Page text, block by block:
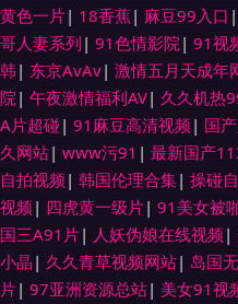
黄色一片| 18香蕉| 麻豆99入口 |
哥人妻系列 | 91色情影院| 91视
韩 | 东京AvAv| 激情五月天成年
院| 午夜激情福利AV| 久久机热
A片超碰| 91麻豆高清视频 | 国
久网站| www污91 | 最新国产
自拍视频 | 韩国伦理合集| 操碰
视频 | 四虎黄一级片| 91美女被
国三A91片| 人妖伪娘在线视频 |
小晶 | 久久青草视频网站| 岛国
片| 97亚洲资源总站| 美女91视